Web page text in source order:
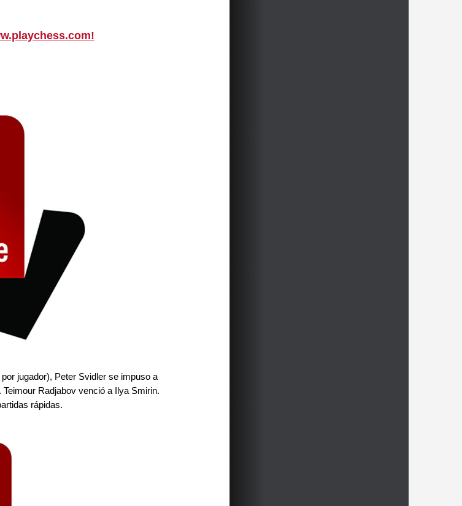
jugador), Peter Svidler se impuso a
Radjabov venció a Ilya Smirin.
rápidas.